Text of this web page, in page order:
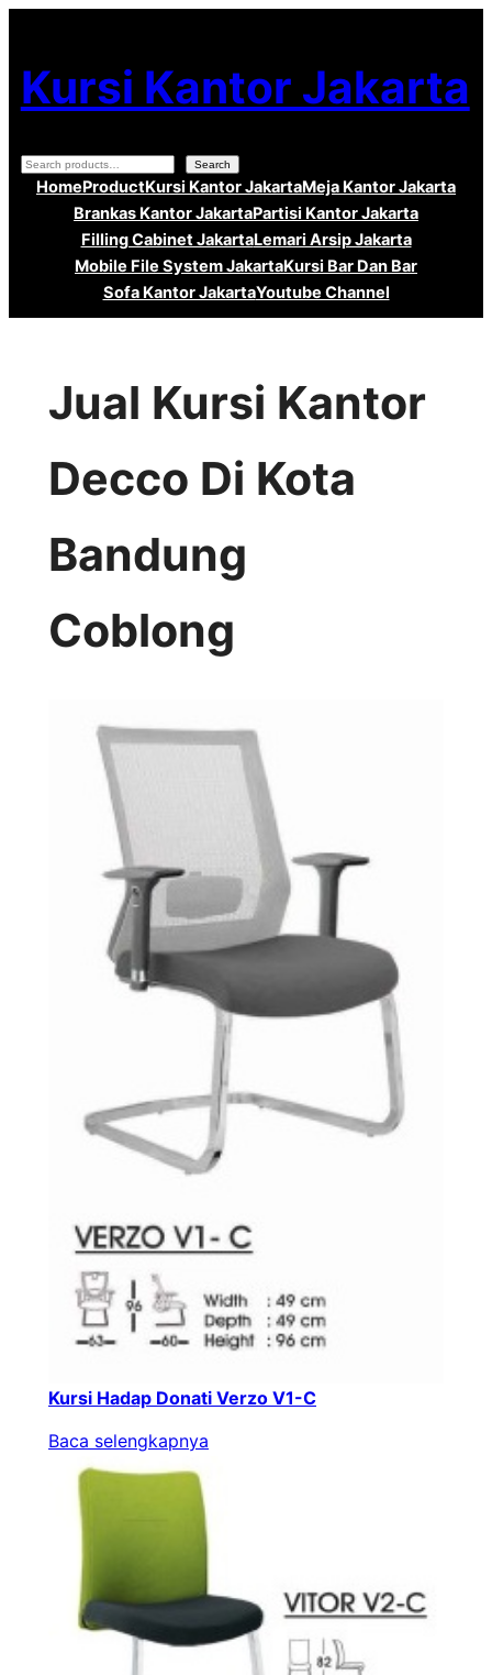
ke
konten
Kursi Kantor Jakarta
Search Search
HomeProductKursi Kantor JakartaMeja Kantor Jakarta
Brankas Kantor JakartaPartisi Kantor Jakarta
Filling Cabinet JakartaLemari Arsip Jakarta
Mobile File System JakartaKursi Bar Dan Bar
Sofa Kantor JakartaYoutube Channel
Jual Kursi Kantor
Decco Di Kota
Bandung
Coblong
Kursi Hadap Donati Verzo V1-C
Baca selengkapnya